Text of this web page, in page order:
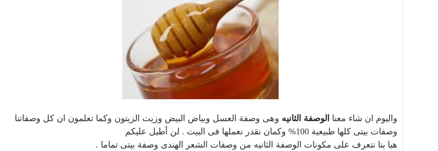
واليوم ان شاء معنا الوصفة الثانيه وهى وصفة العسل وبياض البيض وزيت الزيتون وكما تعلمون ان كل وصفاتنا
وصفات بيتى كلها طبيعية 100% وكمان نقدر نعملها فى البيت . لن أطيل عليكم
هيا بنا نتعرف على مكونات الوصفة الثانيه من وصفات الشعر الهندى وصفة بيتى تماما .